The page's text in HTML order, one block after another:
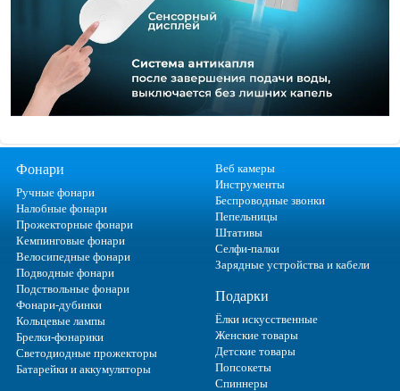
Фонари
Ручные фонари
Налобные фонари
Прожекторные фонари
Кемпинговые фонари
Велосипедные фонари
Подводные фонари
Подствольные фонари
Фонари-дубинки
Кольцевые лампы
Брелки-фонарики
Светодиодные прожекторы
Батарейки и аккумуляторы
Веб камеры
Инструменты
Беспроводные звонки
Пепельницы
Штативы
Селфи-палки
Зарядные устройства и кабели
Подарки
Ёлки искусственные
Женские товары
Детские товары
Попсокеты
Спиннеры